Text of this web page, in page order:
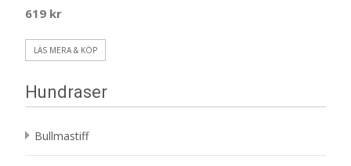
619 kr
LÄS MERA & KÖP
Hundraser
Bullmastiff